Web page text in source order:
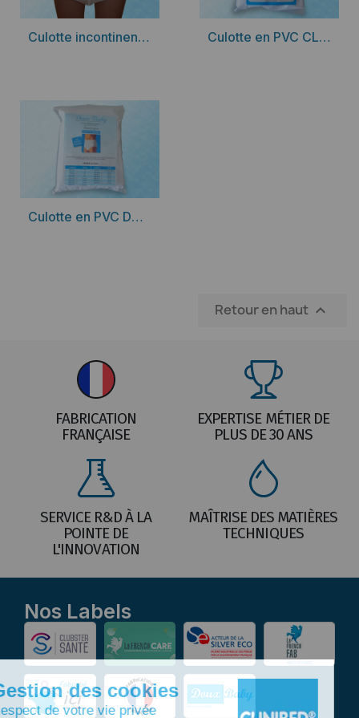
Découvrir Culotte incontinence en Lyocell Découvrir Culotte en PVC CLAUDE DOUX BABY
Découvrir Culotte en PVC DOMINIQUE DOUX BABY
Retour en haut 
FABRICATION
FRANÇAISE
EXPERTISE MÉTIER DE
PLUS DE 30 ANS
SERVICE R&D À LA
POINTE DE
L'INNOVATION
MAÎTRISE DES MATIÈRES
TECHNIQUES
Nos Labels